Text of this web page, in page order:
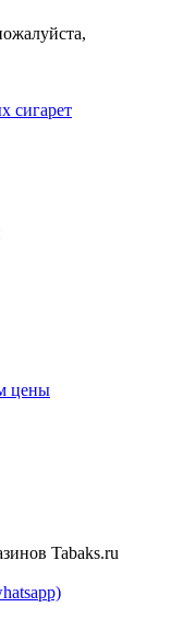
сигарет
цены
Tabaks.ru